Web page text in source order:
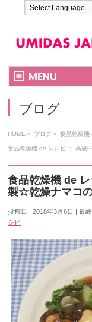
MENU
ブログ
HOME » ブログ » 食品乾燥機
食品乾燥機 de レシピ ： 高
食品乾燥機 de
製☆乾燥ナマコ
投稿日 : 2018年3月6日 最
シピ